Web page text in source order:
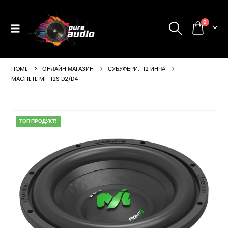
0
HOME ОНЛАЙН МАГАЗИН СУБУФЕРИ, 12 ИНЧА
MACHETE MF-12S D2/D4
ТОП ПРОДУКТ!